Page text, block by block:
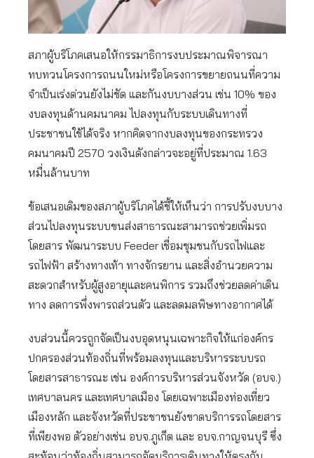
สภาผู้บริโภคเสนอให้กรรมาธิการงบประมาณพิจารณา
ทบทวนโครงการถนนใหม่หรือโครงการขยายถนนที่ความ
จำเป็นเร่งด่วนยังไม่ชัด และกันงบบางส่วน เช่น 10% ของ
งบลงทุนด้านคมนาคม ไปลงทุนกับระบบเดินทางที่
ประชาชนใช้ได้จริง หากคิดจากงบลงทุนของกระทรวง
คมนาคมปี 2570 วงเงินดังกล่าวจะอยู่ที่ประมาณ 1.63
หมื่นล้านบาท
ข้อเสนอเดิมของสภาผู้บริโภคได้ชี้ให้เห็นว่า การปรับงบบาง
ส่วนไปลงทุนระบบขนส่งสาธารณะสามารถช่วยเพิ่มรถ
โดยสาร พัฒนาระบบ Feeder เชื่อมชุมชนกับรถไฟและ
รถไฟฟ้า สร้างทางเท้า ทางจักรยาน และสิ่งอำนวยความ
สะดวกสำหรับผู้สูงอายุและคนพิการ รวมถึงช่วยลดค่าเดิน
ทาง ลดการพึ่งพารถส่วนตัว และลดมลพิษทางอากาศได้
งบส่วนนี้ควรถูกจัดเป็นงบอุดหนุนเฉพาะกิจให้แก่องค์กร
ปกครองส่วนท้องถิ่นที่พร้อมลงทุนและบริหารระบบรถ
โดยสารสาธารณะ เช่น องค์การบริหารส่วนจังหวัด (อบจ.)
เทศบาลนคร และเทศบาลเมือง โดยเฉพาะเมืองท่องเที่ยว
เมืองหลัก และจังหวัดที่ประชาชนยังขาดบริการรถโดยสาร
ที่เพียงพอ ตัวอย่างเช่น อบจ.ภูเก็ต และ อบจ.กาญจนบุรี ซึ่ง